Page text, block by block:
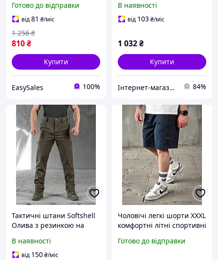
відпочинку та прогулянок
з еластичним поясом
Готово до відправки
від81 ₴/міс
810₴
1 256 ₴
Купити
EasySales 100%
арт.01083 для відпочинку
з еластичним поясом
В наявності
від 103₴/міс
1 032₴
Купити
Інтернет-магазин MEGA TOOLS 84%
Тактичні штани Softshell
Олива з резинкою на
активного відпочинку L
[n-5082]
В наявності
від 150₴/міс
Чоловічі легкі шорти XXXL
комфортні літні спортивні
відпочинку з
Готово до відправки